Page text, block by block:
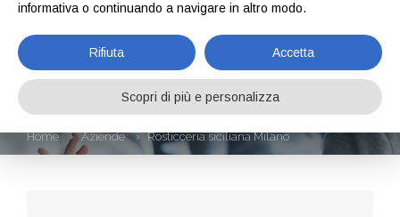
ROSTICCERIA
SICILIANA MILANO
Home Aziende Rosticceria siciliana Milano
informativa o continuando a navigare in altro modo.
Rifiuta Accetta
Scopri di più e personalizza